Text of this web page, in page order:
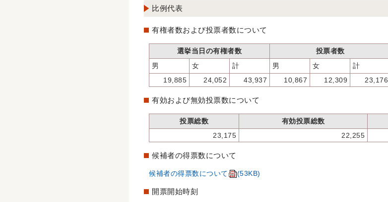
比例代表
有権者数および投票者数について
選挙当日の有権者数 投票者数
男
女 計 男 女 計
19,885
24,052 43,937 10,867 12,309 23,176
有効および無効投票数について
投票総数 有効投票総数
23,175
22,255
候補者の得票数について
候補者の得票数について (53KB)
開票開始時刻